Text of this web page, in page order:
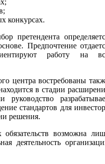
конкурсах.
претендента
Предпочтение
работу на
центра востребованы
в стадии
стандартов для
решения.
возможна
деятельность